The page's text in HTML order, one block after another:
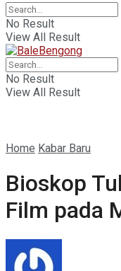
No Result
View All Result
No Result
View All Result
Home Kabar Baru
Bioskop
Film pada